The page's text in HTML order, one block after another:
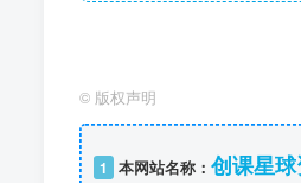
© 版权声明
1 本网站名称： 创课星